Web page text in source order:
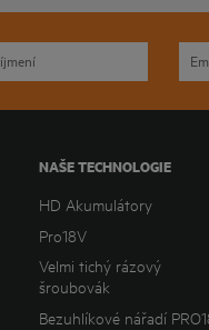
NAŠE TECHNOLOGIE
HD Akumulátory
Pro18V
Velmi tichý rázový
šroubovák
Bezuhlíkové nářadí